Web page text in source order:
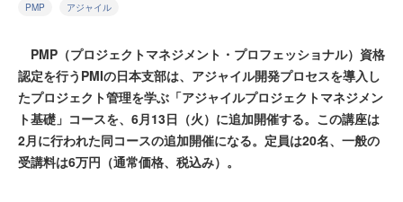
PMP アジャイル
PMP（プロジェクトマネジメント・プロフェッショナル）資格
認定を行うPMIの日本支部は、アジャイル開発プロセスを導入し
たプロジェクト管理を学ぶ「アジャイルプロジェクトマネジメン
ト基礎」コースを、6月13日（火）に追加開催する。この講座は
2月に行われた同コースの追加開催になる。定員は20名、一般の
受講料は6万円（通常価格、税込み）。